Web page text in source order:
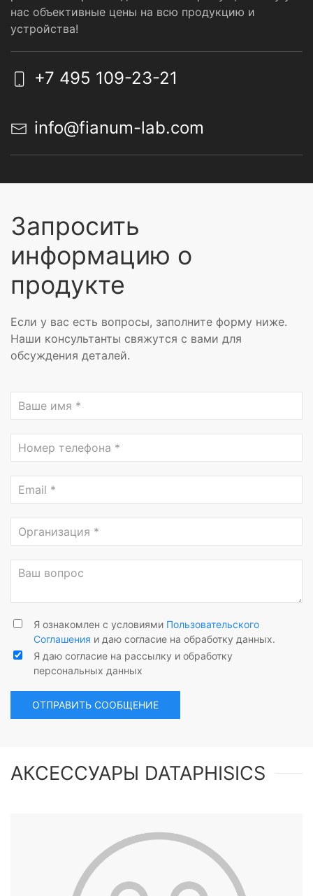
нас объективные цены на всю продукцию и
устройства!
+7 495 109-23-21
info@fianum-lab.com
Запросить
информацию о
продукте
Если у вас есть вопросы, заполните форму ниже.
Наши консультанты свяжутся с вами для
обсуждения деталей.
Я ознакомлен с условиями Пользовательского
Соглашения и даю согласие на обработку данных.
Я даю согласие на рассылку и обработку
персональных данных
ОТПРАВИТЬ СООБЩЕНИЕ
АКСЕССУАРЫ DATAPHISICS